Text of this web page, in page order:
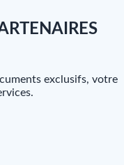
exclusifs, votre